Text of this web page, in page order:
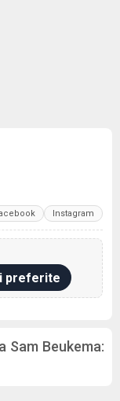
Instagram
preferite
Sam Beukema: